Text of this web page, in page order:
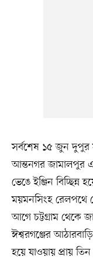
সর্বশেষ ১৫ জুন দুপুর
আন্তনগর জামালপুর
ভেঙে ইঞ্জিন বিচ্ছিন্ন
ময়মনসিংহ রেলপথে
আগে চট্টগ্রাম থেকে
ঈশ্বরগঞ্জের
হয়ে যাওয়ায় প্রায়